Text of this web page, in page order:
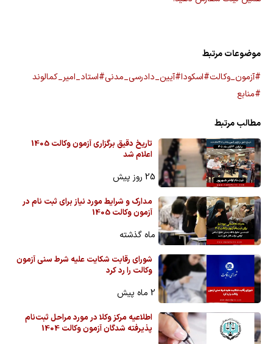
موضوعات مرتبط
#آزمون_وکالت#اسکودا#آیین_دادرسی_مدنی#استاد_امیر_کمالوند
#منابع
مطالب مرتبط
تاریخ دقیق برگزاری آزمون وکالت 1405
اعلام شد
25 روز پیش
مدارک و شرایط مورد نیاز برای ثبت نام در
آزمون وکالت 1405
ماه گذشته
شورای رقابت شکایت علیه شرط سنی آزمون
وکالت را رد کرد
2 ماه پیش
اطلاعیه مرکز وکلا در مورد مراحل ثبت‌نام
پذیرفته شدگان آزمون وکالت 1404